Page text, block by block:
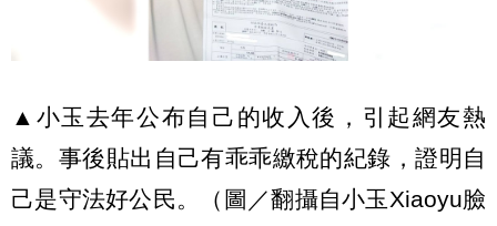
▲小玉去年公布自己的收入後，引起網友熱
議。事後貼出自己有乖乖繳稅的紀錄，證明自
己是守法好公民。（圖／翻攝自小玉Xiaoyu臉